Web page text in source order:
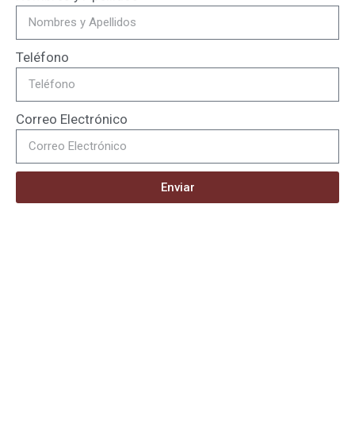
Teléfono
Correo Electrónico
Enviar